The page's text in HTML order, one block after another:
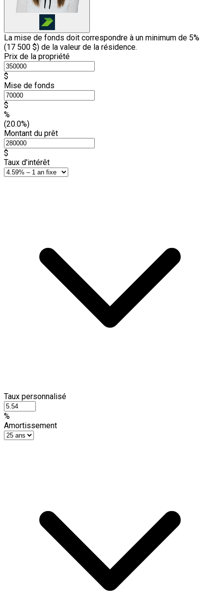
La mise de fonds doit correspondre à un minimum de 5%
(17 500 $) de la valeur de la résidence.
Prix de la propriété
$
Mise de fonds
$
%
(20.0%)
Montant du prêt
$
Taux d'intérêt
Taux personnalisé
%
Amortissement